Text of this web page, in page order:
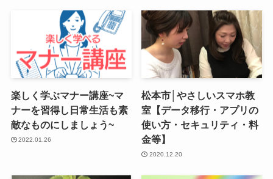
楽しく学ぶマナー講座~マ
ナーを習得し日常生活も素
敵なものにしましょう~
2022.01.26
松本市│やさしいスマホ教
室【データ移行・アプリの
使い方・セキュリティ・料
金等】
2020.12.20